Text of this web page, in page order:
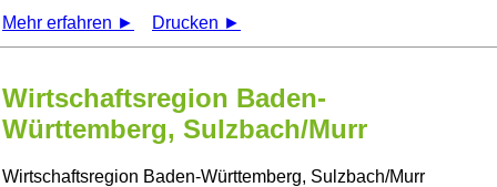
Mehr erfahren ►
Drucken ►
Wirtschaftsregion Baden-
Württemberg, Sulzbach/Murr
Wirtschaftsregion Baden-Württemberg, Sulzbach/Murr